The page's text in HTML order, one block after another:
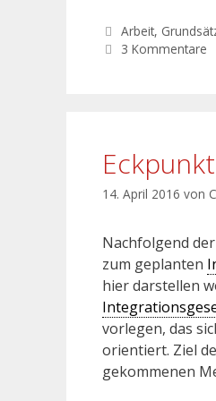
Arbeit,
3 Kommentare
14. April 2016 von
Nachfolgend
zum geplanten
hier darstellen
vorlegen, das
orientiert. Ziel
gekommenen